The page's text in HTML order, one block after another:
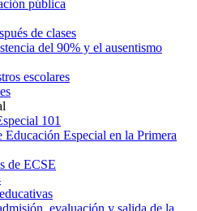
pública
de clases
del 90% y el ausentismo
escolares
101
Educación Especial en la Primera
de ECSE
evaluación y salida de la